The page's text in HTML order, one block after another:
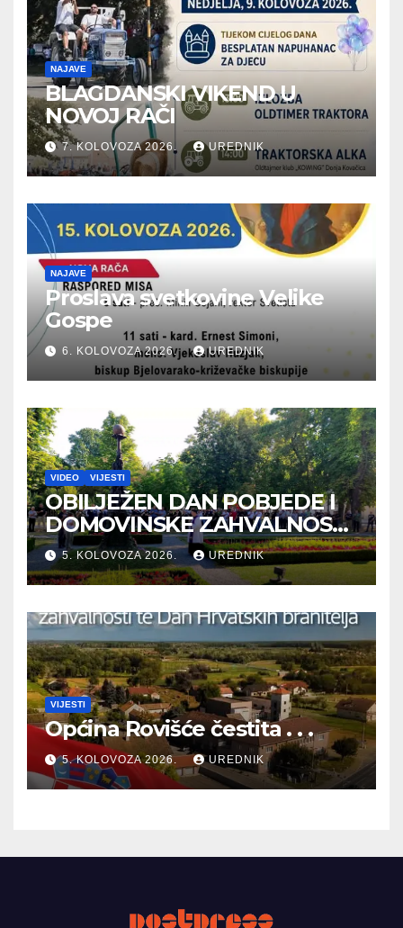
NAJAVE
BLAGDANSKI VIKEND U
NOVOJ RAČI
7. KOLOVOZA 2026. UREDNIK
NAJAVE
Proslava svetkovine Velike
Gospe
6. KOLOVOZA 2026. UREDNIK
VIDEO VIJESTI
OBILJEŽEN DAN POBJEDE I
DOMOVINSKE ZAHVALNOSTI
TE DAN HRVATSKIH
BRANITELJA
5. KOLOVOZA 2026. UREDNIK
VIJESTI
Općina Rovišće čestita . . .
5. KOLOVOZA 2026. UREDNIK